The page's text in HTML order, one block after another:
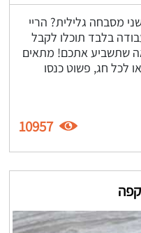
מסבחה גלילית? הריי
- תוך 10 דקות עבודה בלבד תוכלו לקבל
שתשביע אתכם! מתאים
לכל חג, פשוט כנסו
10957